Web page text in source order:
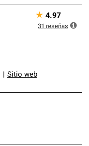
Sitio web
★ 4.97
31 reseñas